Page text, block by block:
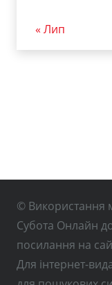
« Лип
© Використання
Субота Онлайн
посилання на
Для інтернет-